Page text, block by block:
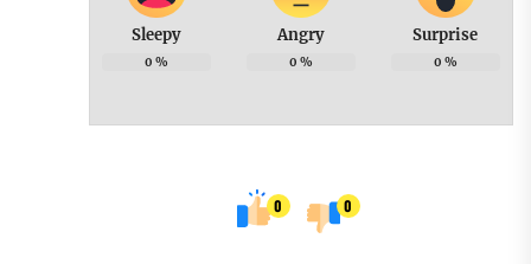
Sleepy
0 %
Angry
0 %
Surprise
0 %
0 0